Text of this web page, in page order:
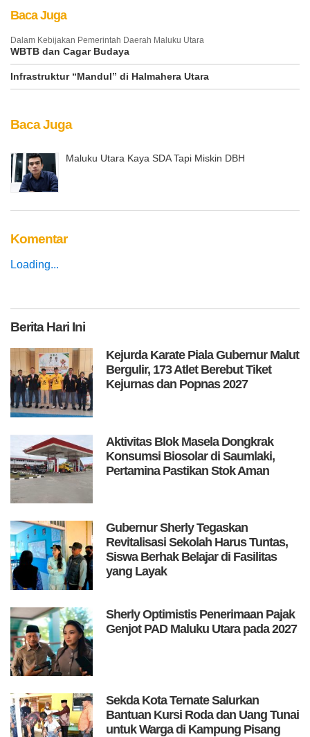
Baca Juga
Dalam Kebijakan Pemerintah Daerah Maluku Utara
WBTB dan Cagar Budaya
Infrastruktur “Mandul” di Halmahera Utara
Baca Juga
Maluku Utara Kaya SDA Tapi Miskin DBH
Komentar
Loading...
BeritaHari Ini
Kejurda Karate Piala Gubernur Malut
Bergulir, 173 Atlet Berebut Tiket
Kejurnas dan Popnas 2027
Aktivitas Blok Masela Dongkrak
Konsumsi Biosolar di Saumlaki,
Pertamina Pastikan Stok Aman
Gubernur Sherly Tegaskan
Revitalisasi Sekolah Harus Tuntas,
Siswa Berhak Belajar di Fasilitas
yang Layak
Sherly Optimistis Penerimaan Pajak
Genjot PAD Maluku Utara pada 2027
Sekda Kota Ternate Salurkan
Bantuan Kursi Roda dan Uang Tunai
untuk Warga di Kampung Pisang